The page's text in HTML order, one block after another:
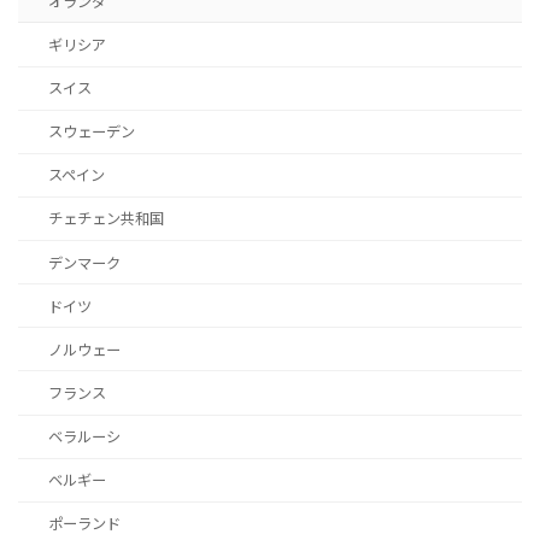
ギリシア
スイス
スウェーデン
スペイン
チェチェン共和国
デンマーク
ドイツ
ノルウェー
フランス
ベラルーシ
ベルギー
ポーランド